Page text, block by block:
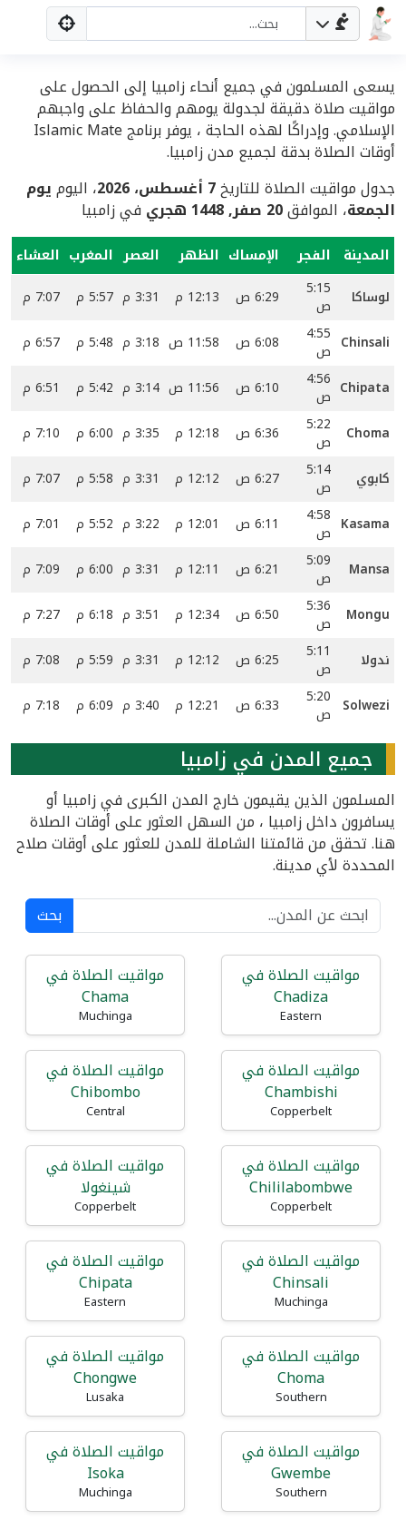
يسعى المسلمون في جميع أنحاء زامبيا إلى الحصول على
مواقيت صلاة دقيقة لجدولة يومهم والحفاظ على واجبهم
الإسلامي. وإدراكًا لهذه الحاجة ، يوفر برنامج Islamic Mate
أوقات الصلاة بدقة لجميع مدن زامبيا.
جدول مواقيت الصلاة للتاريخ7 أغسطس، 2026 ، اليوميوم
الجمعة، الموافق20 صفر, 1448 هجري في زامبيا
المدينة الفجر الإمساك الظهر العصر المغرب العشاء
لوساكا
5:15
ص
6:29 ص 12:13 م 3:31 م 5:57 م
7:07 م
Chinsali
4:55
ص
6:08 ص 11:58 ص 3:18 م 5:48 م
6:57 م
Chipata
4:56
ص
6:10 ص 11:56 ص 3:14 م 5:42 م
6:51 م
Choma
5:22
ص
6:36 ص 12:18 م 3:35 م 6:00 م
7:10 م
كابوي
5:14
ص
6:27 ص 12:12 م 3:31 م 5:58 م
7:07 م
Kasama
4:58
ص
6:11 ص 12:01 م 3:22 م 5:52 م
7:01 م
Mansa
5:09
ص
6:21 ص 12:11 م 3:31 م 6:00 م
7:09 م
Mongu
5:36
ص
6:50 ص 12:34 م 3:51 م 6:18 م
7:27 م
ندولا
5:11
ص
6:25 ص 12:12 م 3:31 م 5:59 م
7:08 م
Solwezi
5:20
ص
6:33 ص 12:21 م 3:40 م 6:09 م 7:18 م
جميع المدن في زامبيا
المسلمون الذين يقيمون خارج المدن الكبرى في زامبيا أو
يسافرون داخل زامبيا ، من السهل العثور على أوقات الصلاة
هنا. تحقق من قائمتنا الشاملة للمدن للعثور على أوقات صلاح
المحددة لأي مدينة.
بحث
مواقيت الصلاة في
Chadiza
Eastern
مواقيت الصلاة في
Chama
Muchinga
مواقيت الصلاة في
Chambishi
Copperbelt
مواقيت الصلاة في
Chibombo
Central
مواقيت الصلاة في
Chililabombwe
Copperbelt
مواقيت الصلاة في
شينغولا
Copperbelt
مواقيت الصلاة في
Chinsali
Muchinga
مواقيت الصلاة في
Chipata
Eastern
مواقيت الصلاة في
Choma
Southern
مواقيت الصلاة في
Chongwe
Lusaka
مواقيت الصلاة في
Gwembe
Southern
مواقيت الصلاة في
Isoka
Muchinga